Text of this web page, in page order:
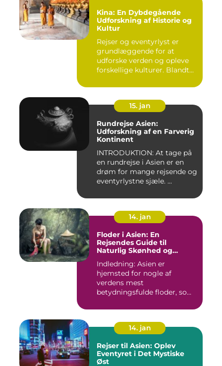
Kina: En Dybdegående
Udforskning af Historie og
Kultur
Rejser og eventyrlyst er
grundlæggende for at
udforske verden og opleve
forskellige kulturer. Blandt...
15. jan
Rundrejse Asien:
Udforskning af en Farverig
Kontinent
INTRODUKTION: At tage på
en rundrejse i Asien er en
drøm for mange rejsende og
eventyrlystne sjæle. ...
14. jan
Floder i Asien: En
Rejsendes Guide til
Naturlig Skønhed og
Indledning: Asien er
hjemsted for nogle af
verdens mest
betydningsfulde floder, som
14. jan
Rejser til Asien: Oplev
Eventyret i Det Mystiske
Øst